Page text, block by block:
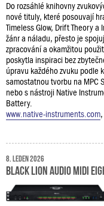
Do rozsáhlé knihovny
nové tituly, které posouvají
Timeless Glow, Drift Theory a
žánr a náladu, přesto je
zpracování a okamžitou
poskytla inspiraci bez
úpravu každého zvuku podle
samostatnou tvorbu na MPC
nebo s nástroji Native
Battery.
www.native-instruments.com,
8. leden 2026
Black Lion Audio MIDI